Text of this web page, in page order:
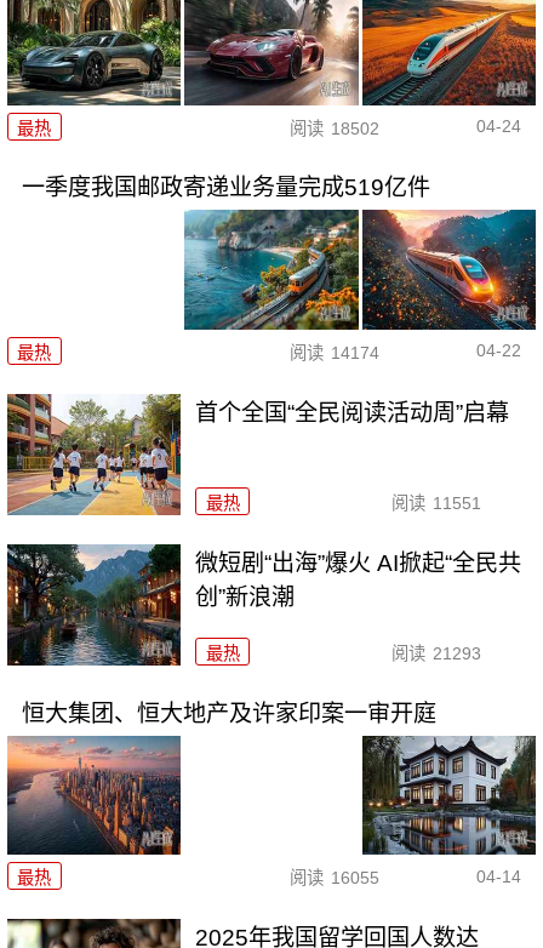
最热 阅读 18502 04-24
一季度我国邮政寄递业务量完成519亿件
最热 阅读 14174 04-22
首个全国“全民阅读活动周”启幕
最热 阅读 11551
微短剧“出海”爆火 AI掀起“全民共
创”新浪潮
最热 阅读 21293
恒大集团、恒大地产及许家印案一审开庭
最热 阅读 16055 04-14
2025年我国留学回国人数达